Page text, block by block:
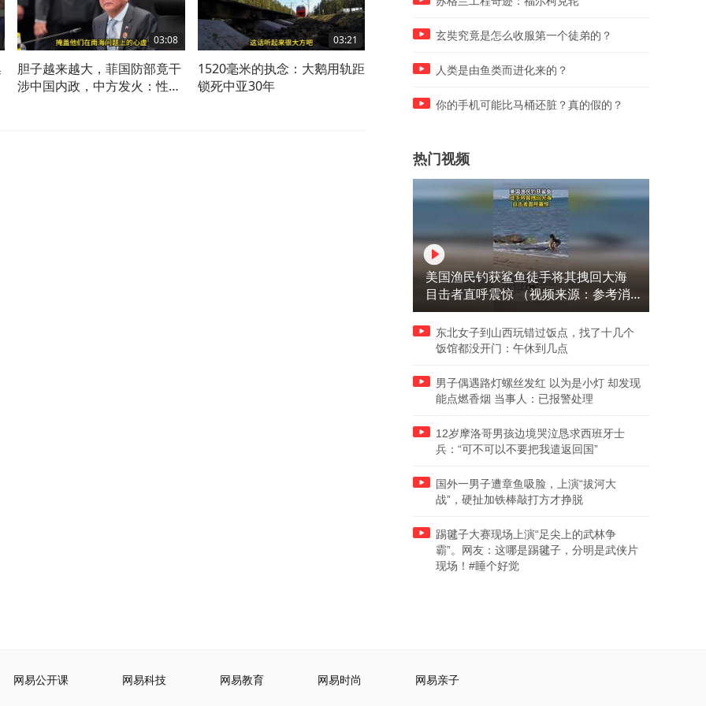
03:08
胆子越来越大，菲国防部竟干
涉中国内政，中方发火：性质
03:21
1520毫米的执念：大鹅用轨距
锁死中亚30年
04:00
8月4日俄军大捷敖德萨铁路桥
西方制裁喊得震天响，真挨
玄奘究竟是怎么收服第一个徒弟的？
人类是由鱼类而进化来的？
你的手机可能比马桶还脏？真的假的？
热门视频
美国渔民钓获鲨鱼徒手将其拽回大海
目击者直呼震惊 （视频来源：参考消
息）
东北女子到山西玩错过饭点，找了十几个
饭馆都没开门：午休到几点
男子偶遇路灯螺丝发红 以为是小灯 却发现
能点燃香烟 当事人：已报警处理
12岁摩洛哥男孩边境哭泣恳求西班牙士
兵：“可不可以不要把我遣返回国”
国外一男子遭章鱼吸脸，上演“拔河大
战”，硬扯加铁棒敲打方才挣脱
踢毽子大赛现场上演“足尖上的武林争
霸”。网友：这哪是踢毽子，分明是武侠片
现场！#睡个好觉
网易公开课 网易科技 网易教育 网易时尚 网易亲子